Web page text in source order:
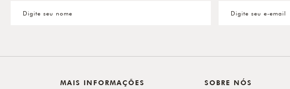
MAIS INFORMAÇÕES SOBRE NÓS